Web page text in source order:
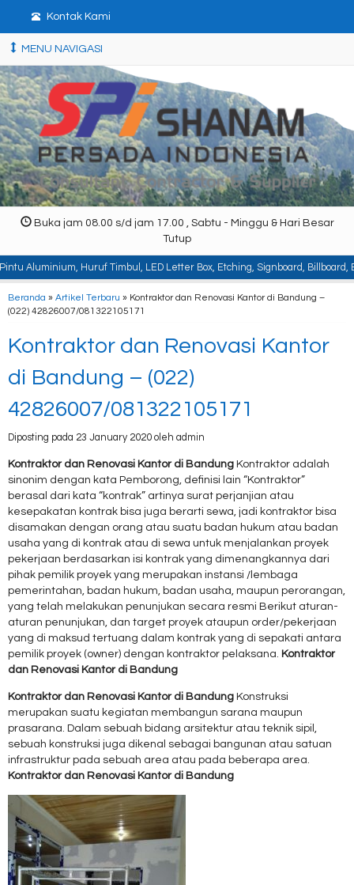
Kontak Kami
MENU NAVIGASI
Buka jam 08.00 s/d jam 17.00 , Sabtu - Minggu & Hari Besar
Tutup
Huruf Timbul, LED Letter Box, Etching, Signboard, Billboard, Baja
Beranda » Artikel Terbaru » Kontraktor dan Renovasi Kantor di Bandung –
(022) 42826007/081322105171
Kontraktor dan Renovasi Kantor
di Bandung – (022)
42826007/081322105171
Diposting pada 23 January 2020 oleh admin
Kontraktor dan Renovasi Kantor di Bandung Kontraktor adalah
sinonim dengan kata Pemborong, definisi lain “Kontraktor”
berasal dari kata “kontrak” artinya surat perjanjian atau
kesepakatan kontrak bisa juga berarti sewa, jadi kontraktor bisa
disamakan dengan orang atau suatu badan hukum atau badan
usaha yang di kontrak atau di sewa untuk menjalankan proyek
pekerjaan berdasarkan isi kontrak yang dimenangkannya dari
pihak pemilik proyek yang merupakan instansi /lembaga
pemerintahan, badan hukum, badan usaha, maupun perorangan,
yang telah melakukan penunjukan secara resmi Berikut aturan-
aturan penunjukan, dan target proyek ataupun order/pekerjaan
yang di maksud tertuang dalam kontrak yang di sepakati antara
pemilik proyek (owner) dengan kontraktor pelaksana. Kontraktor
dan Renovasi Kantor di Bandung
Kontraktor dan Renovasi Kantor di Bandung Konstruksi
merupakan suatu kegiatan membangun sarana maupun
prasarana. Dalam sebuah bidang arsitektur atau teknik sipil,
sebuah konstruksi juga dikenal sebagai bangunan atau satuan
infrastruktur pada sebuah area atau pada beberapa area.
Kontraktor dan Renovasi Kantor di Bandung